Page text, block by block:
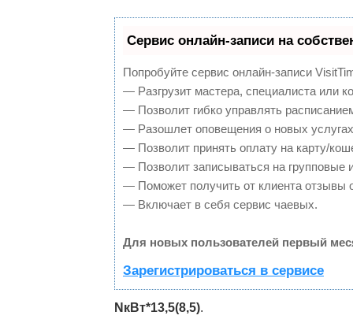
Сервис онлайн-записи на
Попробуйте сервис онлайн-записи
— Разгрузит мастера, специалиста или
— Позволит гибко управлять
— Разошлет оповещения о новых
— Позволит принять оплату на карту/
— Позволит записываться на групповые
— Поможет получить от клиента отзывы
— Включает в себя сервис чаевых.
Для новых пользователей первый
Зарегистрироваться в сервисе
NкВт*13,5(8,5).